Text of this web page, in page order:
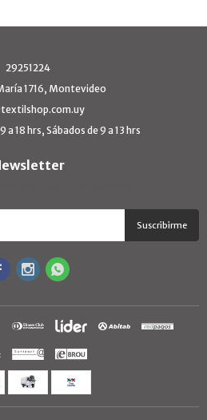
29251224
1716, Montevideo
a 18 hrs, Sábados de 9 a 13 hrs
Suscribirme
 